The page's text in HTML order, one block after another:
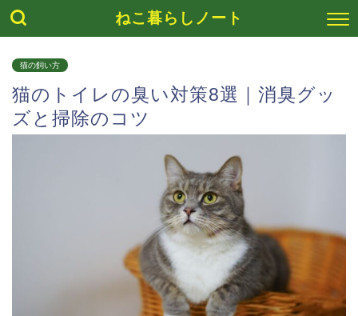
ねこ暮らしノート
猫の飼い方
猫のトイレの臭い対策8選｜消臭グッ
ズと掃除のコツ